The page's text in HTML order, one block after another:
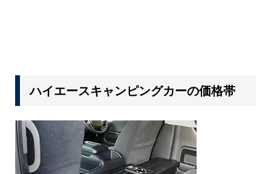
ハイエースキャンピングカーの価格帯